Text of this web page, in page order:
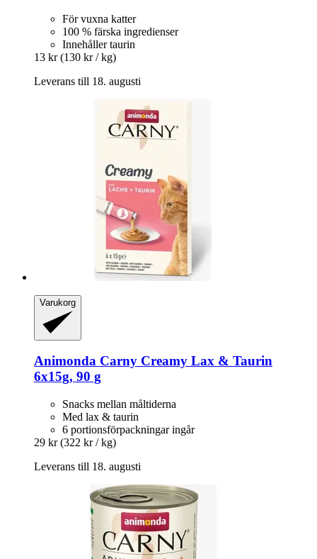
För vuxna katter
100 % färska ingredienser
Innehåller taurin
13 kr (130 kr / kg)
Leverans till 18. augusti
Varukorg
Animonda Carny Creamy Lax & Taurin
6x15g, 90 g
Snacks mellan måltiderna
Med lax & taurin
6 portionsförpackningar ingår
29 kr (322 kr / kg)
Leverans till 18. augusti